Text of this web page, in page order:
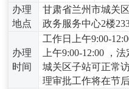
办理
地点
甘肃省兰州市城关
政务服务中心2楼
办理
时间
工作日上午9:00-
上午9:00-12:00 ，
城关区子站可正常
理审批工作将在节